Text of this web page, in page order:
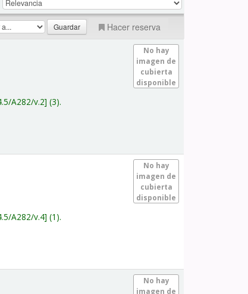
Hacer reserva
No hay
imagen de
cubierta
disponible
A282/v.2 (3).
No hay
imagen de
cubierta
disponible
A282/v.4 (1).
No hay
imagen de